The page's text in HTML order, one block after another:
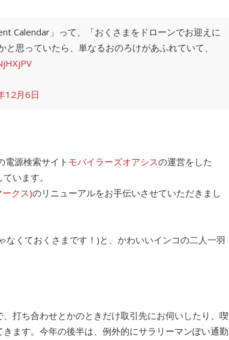
Calendar」って、「おくさまをドローンでお迎えに
思っていたら、単なるおのろけがあふれていて、
12月6日
電源検索サイト モバイラーズオアシスの運営をした
います。
クス)のリニューアルをお手伝いさせていただきまし
なくておくさまです！)と、かわいいインコの二人一羽
打ち合わせとかのときだけ取引先にお伺いしたり、喫
ます。今年の後半は、例外的にサラリーマンぽい通勤